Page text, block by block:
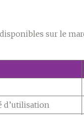
sur le
d’utilisation